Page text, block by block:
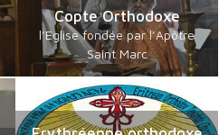
Copte Orthodoxe
l’Eglise fondée par l’Apôtre
Saint Marc